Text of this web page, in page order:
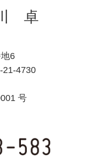
卓
6
21-4730
号